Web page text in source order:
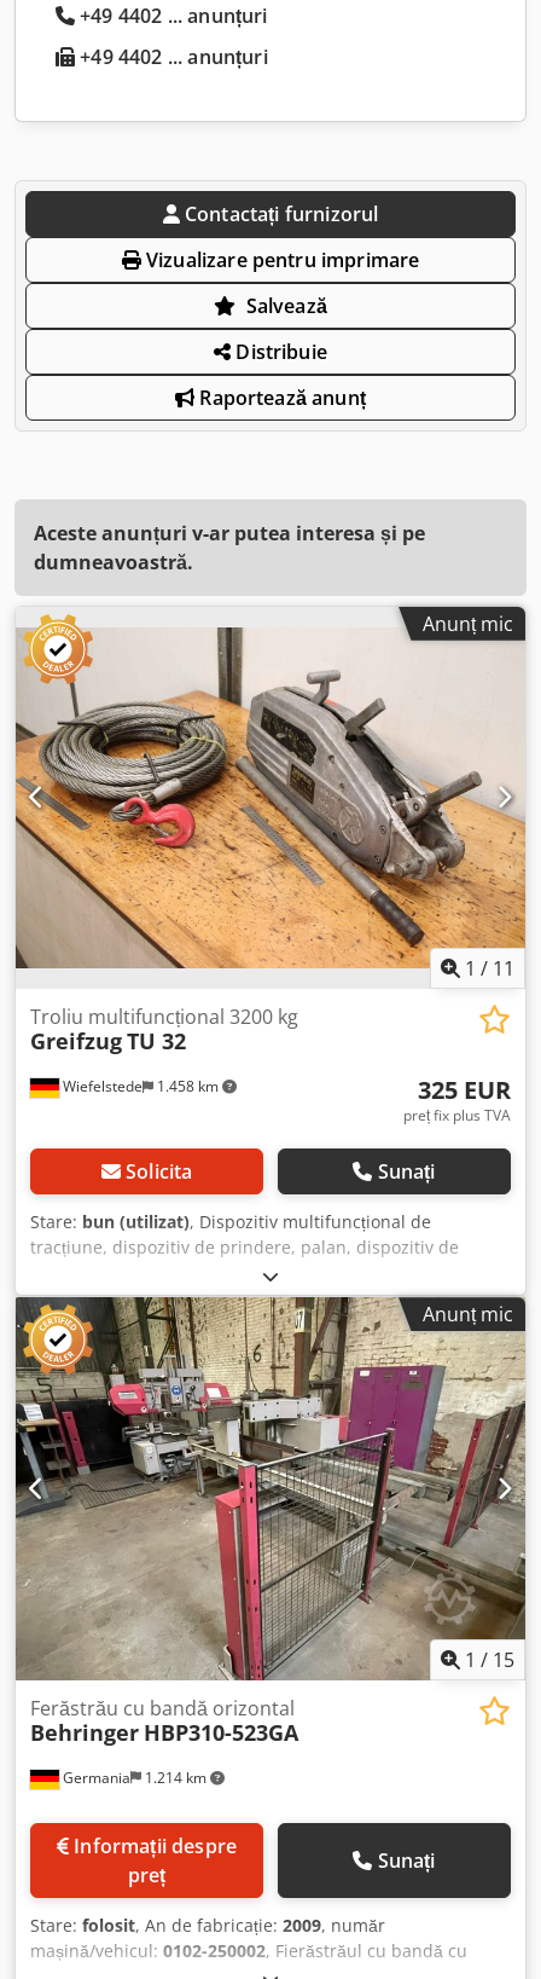
+49 4402 ... anunțuri
+49 4402 ... anunțuri
Contactați furnizorul
Vizualizare pentru imprimare
Salvează
Distribuie
Raportează anunț
Aceste anunțuri v-ar putea interesa și pe
dumneavoastră.
Anunț mic
1 / 11
Wiefelstede 1.458 km
Troliu multifuncțional 3200 kg
GreifzugTU 32
325 EUR
preț fix plus TVA
Solicita Sunați
Stare: bun (utilizat), Dispozitiv multifuncțional de
tracțiune, dispozitiv de prindere, palan, dispozitiv de
montaj, scripete, scripete universal cu cablu de oțel -
Producător: Greifzug, dispozitiv multifuncțional tip TU 32
cu cablu din oțel Dksdow D Ai Aopfx Ahmor - Capacitate de
încărcare: 3200 kg - Cablu de oțel: Ø 16,3 mm / Lungime 30
m - Cantitate: 2x scripete disponibile - Preț: per bucată -
Dimensiuni: 680/170/H340 mm - Greutate totală: 65 kg/set
Anunț mic
1 / 15
Germania 1.214 km
Ferăstrău cu bandă orizontal
Behringer HBP310-523GA
preț
Sunați
Stare: folosit, An de fabricație: 2009, număr
mașină/vehicul: 0102-250002, Fierăstrăul cu bandă cu